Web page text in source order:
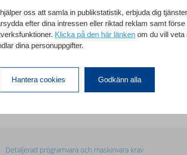
t.ex. Windows
macOS Sonoma (14) –
(Den senaste versionen
4GB RAM minimum (8
1280x1024 upplösning
Detaljerad programvara och maskinvara krav
oss att samla in publikstatistik, erbjuda dig tjänster
efter dina intressen eller riktad reklam samt förse
Klicka på den här länken om du vill veta
dina personuppgifter.
Hantera cookies Godkänn alla